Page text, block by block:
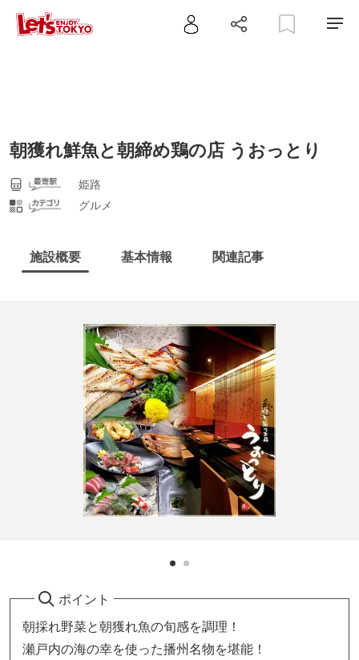
朝獲れ鮮魚と朝締め鶏の店 うおっとり
姫路
グルメ
施設概要 基本情報 関連記事
ポイント
朝採れ野菜と朝獲れ魚の旬感を調理！
瀬戸内の海の幸を使った播州名物を堪能！